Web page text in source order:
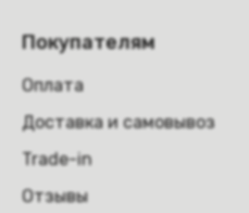
Покупателям
Оплата
Доставка и самовывоз
Trade-in
Отзывы